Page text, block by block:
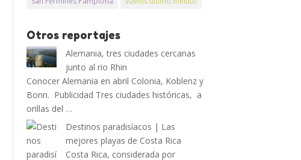
Otros reportajes
Alemania, tres ciudades cercanas
junto al rio Rhin
Conocer Alemania en abril Colonia, Koblenz y
Bonn. Publicidad Tres ciudades históricas, a
orillas del …
Destinos paradisíacos | Las
mejores playas de Costa Rica
Costa Rica, considerada por